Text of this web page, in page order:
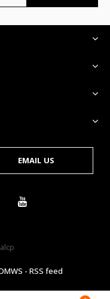
EMAIL US
- RSS feed